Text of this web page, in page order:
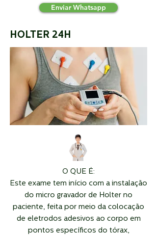
Enviar Whatsapp
HOLTER 24H
O QUE É:
Este exame tem início com a instalação
do micro gravador de Holter no
paciente, feita por meio da colocação
de eletrodos adesivos ao corpo em
pontos específicos do tórax,